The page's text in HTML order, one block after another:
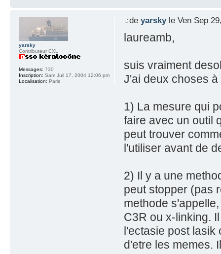
de yarskyle Ven Sep
laureamb,
suis vraiment
J'ai deux choses à
1) La mesure qui
faire avec un outil
peut trouver
l'utiliser avant de
2) Il y a une
peut stopper (pas
methode
C3R ou x-linking.
l'ectasie post lasik
d'etre les memes.
yarsky
Contributeur CXL
Messages: 730
Inscription: Sam Juil 17, 2004 12:06 pm
Localisation: Paris